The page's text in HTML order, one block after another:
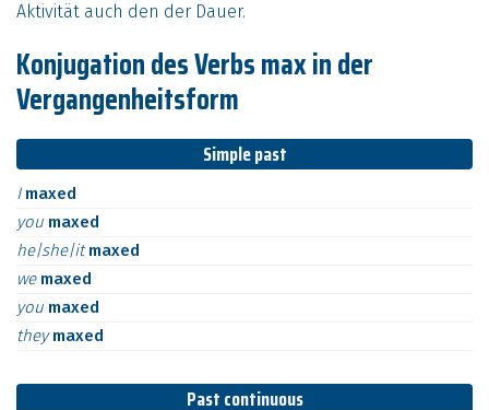
Aktivität auch den der Dauer.
Konjugation des Verbs max in der
Vergangenheitsform
Simple past
I maxed
you maxed
he|she|itmaxed
we maxed
you maxed
theymaxed
Past continuous